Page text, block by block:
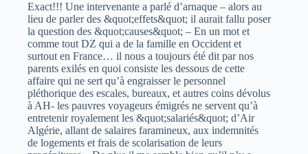
Exact!!! Une intervenante a parlé d’arnaque – alors au
lieu de parler des &quot;effets&quot; il aurait fallu poser
la question des &quot;causes&quot; – En un mot et
comme tout DZ qui a de la famille en Occident et
surtout en France… il nous a toujours été dit par nos
parents exilés en quoi consiste les dessous de cette
affaire qui ne sert qu’à engraisser le personnel
pléthorique des escales, bureaux, et autres coins dévolus
à AH- les pauvres voyageurs émigrés ne servent qu’à
entretenir royalement les &quot;salariés&quot; d’Air
Algérie, allant de salaires faramineux, aux indemnités
de logements et frais de scolarisation de leurs